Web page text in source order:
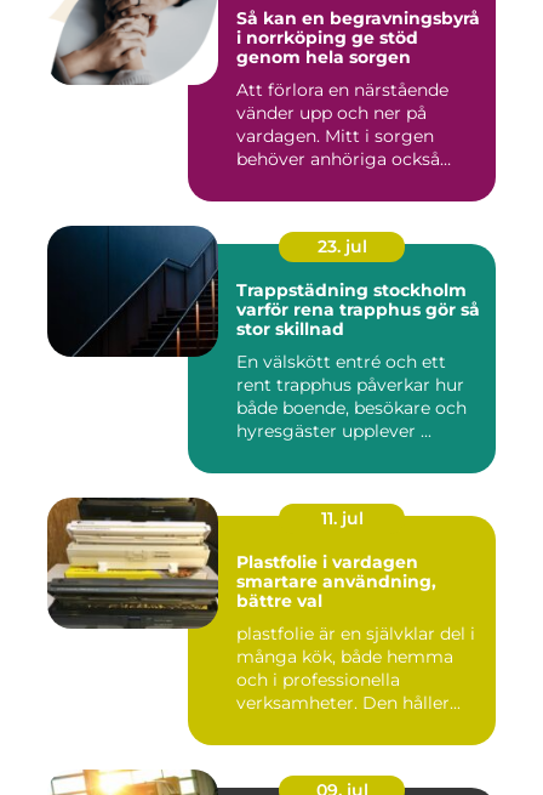
Så kan en begravningsbyrå
i norrköping ge stöd
genom hela sorgen
Att förlora en närstående
vänder upp och ner på
vardagen. Mitt i sorgen
behöver anhöriga också
23. jul
Trappstädning stockholm
varför rena trapphus gör så
stor skillnad
En välskött entré och ett
rent trapphus påverkar hur
både boende, besökare och
hyresgäster upplever ...
11. jul
Plastfolie i vardagen
smartare användning,
bättre val
plastfolie är en självklar del i
många kök, både hemma
och i professionella
verksamheter. Den håller...
09. jul